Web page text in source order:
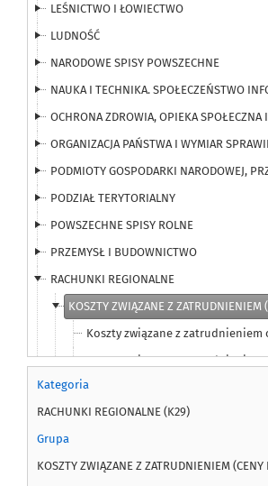
LEŚNICTWO I ŁOWIECTWO
LUDNOŚĆ
NARODOWE SPISY POWSZECHNE
NAUKA I TECHNIKA. SPOŁECZEŃSTWO
OCHRONA ZDROWIA, OPIEKA SPOŁECZNA
ORGANIZACJA PAŃSTWA I WYMIAR
PODMIOTY GOSPODARKI NARODOWEJ,
PODZIAŁ TERYTORIALNY
POWSZECHNE SPISY ROLNE
PRZEMYSŁ I BUDOWNICTWO
RACHUNKI REGIONALNE
KOSZTY ZWIĄZANE Z ZATRUDNIENIEM
Koszty związane z zatrudnieniem
Koszty związane z zatrudnieniem
Koszty związane z zatrudnieniem
NADWYŻKA OPERACYJNA BRUTTO
NOMINALNE DOCHODY W SEKTORZE
PRODUKCJA GLOBALNA (CENY BIEŻĄCE)
Kategoria
RACHUNKI REGIONALNE (K29)
Grupa
KOSZTY ZWIĄZANE Z ZATRUDNIENIEM (CENY